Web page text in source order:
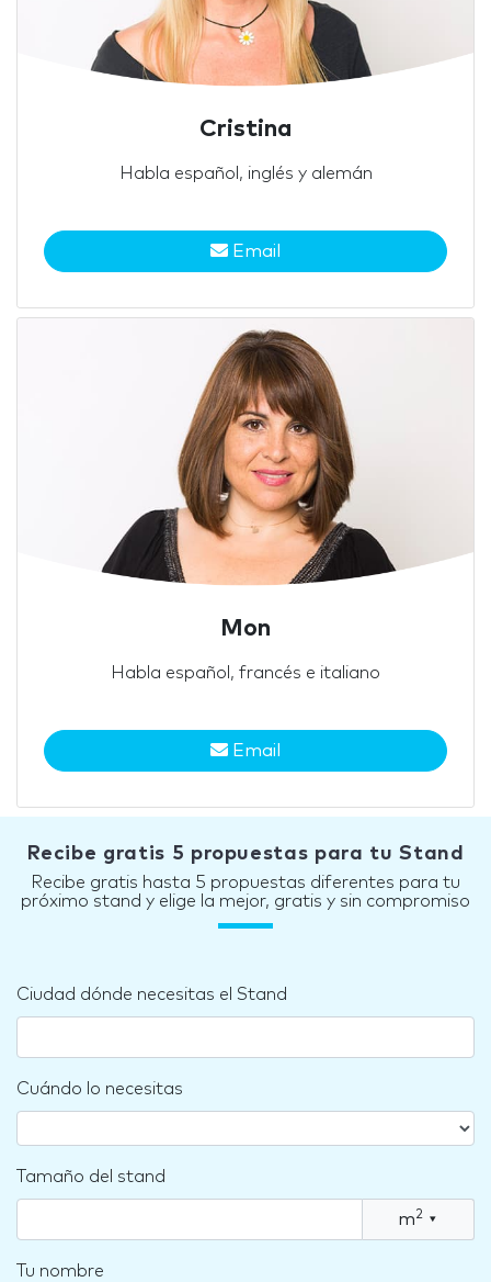
Cristina
Habla español, inglés y alemán
Email
Mon
Habla español, francés e italiano
Email
Recibe gratis 5 propuestas para tu Stand
Recibe gratis hasta 5 propuestas diferentes para tu
próximo stand y elige la mejor, gratis y sin compromiso
Ciudad dónde necesitas el Stand
Cuándo lo necesitas
Tamaño del stand
m2 ▾
Tu nombre